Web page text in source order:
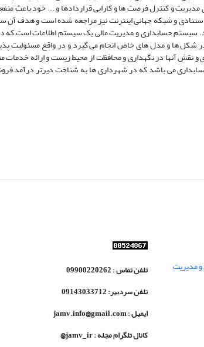
و کنترل فرصت ها و کارایی قراردادها و ... خود باعث
استنادی و شبکه جهانی اینترنت نیز مراجعه شده است و هدف آن
حسابداری و مدیریت مالی یک سیستم اطلاعات است که
شکل ها و مدل های خاص انجام می گیرد و در واقع مسئولیت
نقش آنها در نگهداری و محافظت از محیط زیست و ارائه خدمات
می باشد که در شهرداری ها به شناخت دیرتر درآمد
مدیریت
تلفن تماس : 09900220262
تلفن سردبیر: 09143033712
ایمیل : jamv.info@gmail.com
کانال تلگرام مجله : jamv_ir@